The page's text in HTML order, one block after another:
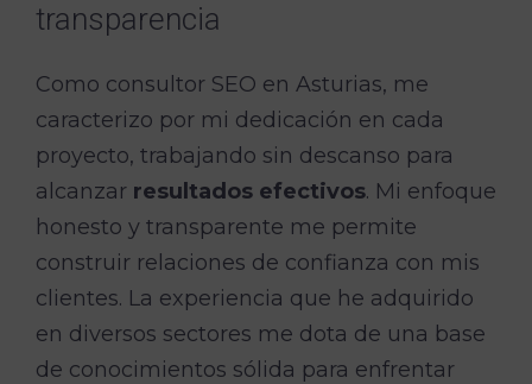
transparencia
Como consultor SEO en Asturias, me
caracterizo por mi dedicación en cada
proyecto, trabajando sin descanso para
alcanzar resultados efectivos. Mi enfoque
honesto y transparente me permite
construir relaciones de confianza con mis
clientes. La experiencia que he adquirido
en diversos sectores me dota de una base
de conocimientos sólida para enfrentar